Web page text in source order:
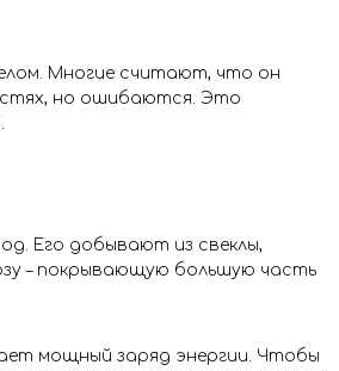
Многие считают, что он
но ошибаются. Это
Его добывают из свеклы,
– покрывающую большую часть
мощный заряд энергии. Чтобы